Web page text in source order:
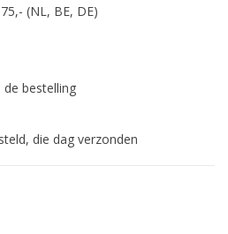
(NL, BE, DE)
bestelling
die dag verzonden